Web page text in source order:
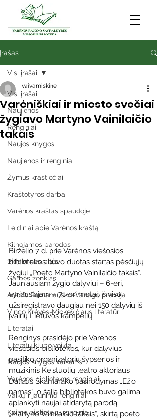
Įrašas
Visi įrašai
Naujienos
Renginiai
Naujos knygos
Naujienos ir renginiai
Žymūs kraštiečiai
Kraštotyros darbai
Varėnos kraštas spaudoje
Leidiniai apie Varėnos kraštą
Kilnojamos parodos
Sidabrinės bitės
Garbės ženklas
Adolfo Ramanausko–Vanago premija
Vinco Krėvės-Mickevičiaus literatūr
Literatai
Literatų klubo veikla
Naujos knygos vaikams
Varėnos bibliotekos renginiai
Vaikų ir jaunimo renginiai
Kaimo bibliotekų renginiai
Visi įrašai
Varėniškiai ir miesto svečiai
žygiavo Martyno Vainilaičio
takais
vaivamiskine
Birželio 7 d. prie Varėnos viešosios
bibliotekos buvo duotas startas pėsčiųjų
žygiui „Poeto Martyno Vainilaičio takais“.
Jauniausiam žygio dalyviui – 6-eri,
vyriausiajam – 71-eri metai, iš viso
užsiregistravo daugiau nei 150 dalyvių iš
įvairių Lietuvos kampelių.
Renginys prasidėjo prie Varėnos
viešosios bibliotekos, kur dalyvius
pasitiko organizatorių šypsenos ir
muzikinis Keistuolių teatro aktoriaus
Daliaus Skamarako pasirodymas „Ežio
namas“, o šalia bibliotekos buvo galima
aplankyti naujai atidarytą parodą
„Martyno Vainilaičio takais“, skirtą poeto